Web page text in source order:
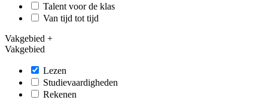
Talent voor de klas
Van tijd tot tijd
Vakgebied +
Vakgebied
Lezen
Studievaardigheden
Rekenen